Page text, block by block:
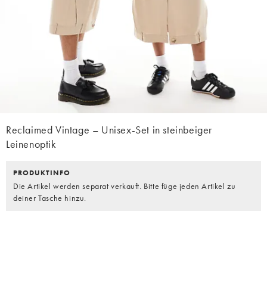
Reclaimed Vintage – Unisex-Set in steinbeiger
Leinenoptik
PRODUKTINFO
Die Artikel werden separat verkauft. Bitte füge jeden Artikel zu
deiner Tasche hinzu.